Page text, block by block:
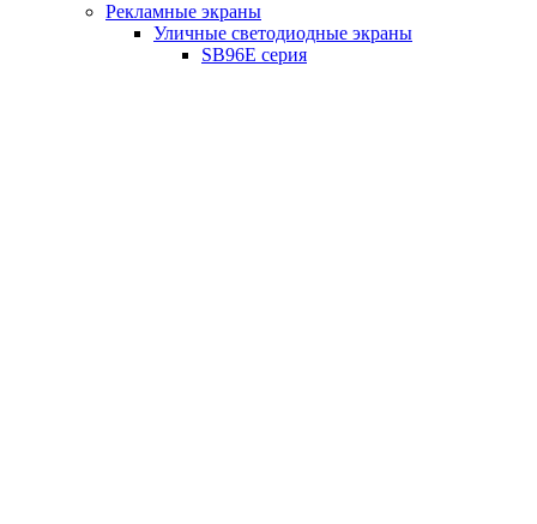
Рекламные экраны
Уличные светодиодные экраны
SB96E серия